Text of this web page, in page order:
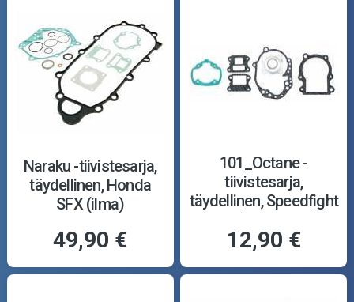
Naraku -tiivistesarja,
täydellinen, Honda
SFX (ilma)
49,90 €
101_Octane -
tiivistesarja,
täydellinen, Speedfight
1/2 (pysty, ilma)
12,90 €